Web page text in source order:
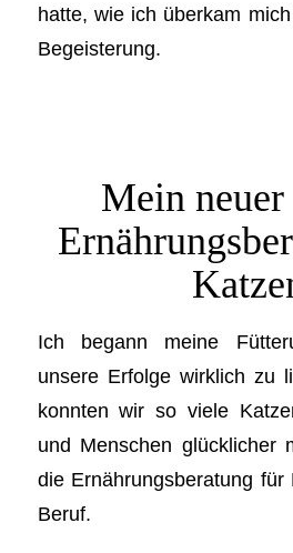
hatte, wie ich überkam
Begeisterung.
Mein
Ich begann meine
unsere Erfolge wirklich zu
konnten wir so viele
und Menschen glücklicher
die Ernährungsberatung für
Beruf.